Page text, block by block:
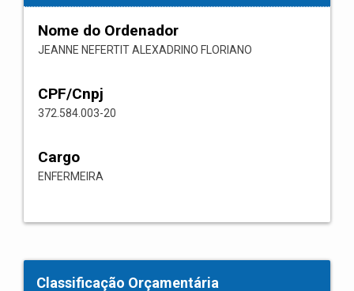
Nome do Ordenador
JEANNE NEFERTIT ALEXADRINO FLORIANO
CPF/Cnpj
372.584.003-20
Cargo
ENFERMEIRA
Classificação Orçamentária